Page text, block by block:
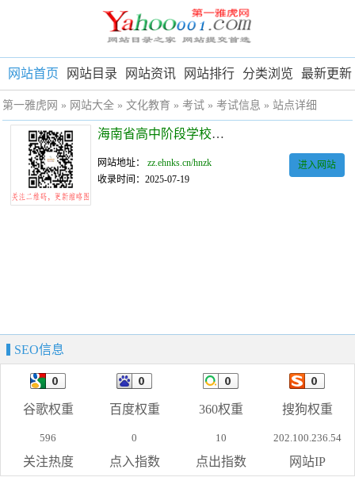
网站首页 网站目录 网站资讯 网站排行 分类浏览 最新更新
第一雅虎网 » 网站大全 » 文化教育 » 考试 » 考试信息 » 站点详细
海南省高中阶段学校统一招生管理系统
网站地址：zz.ehnks.cn/hnzk
收录时间：2025-07-19
进入网站
SEO信息
谷歌权重 百度权重 360权重 搜狗权重
596
关注热度
0
点入指数
10
点出指数
202.100.236.54
网站IP